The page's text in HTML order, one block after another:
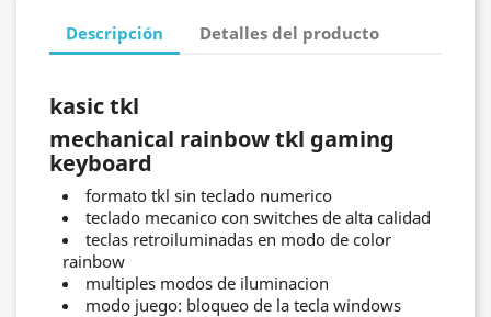
Descripción Detalles del producto
kasic tkl
mechanical rainbow tkl gaming
keyboard
formato tkl sin teclado numerico
teclado mecanico con switches de alta calidad
teclas retroiluminadas en modo de color
rainbow
multiples modos de iluminacion
modo juego: bloqueo de la tecla windows